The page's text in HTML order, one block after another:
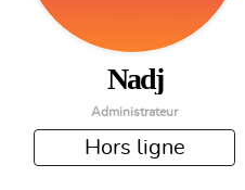
Nadj
Administrateur
Hors ligne